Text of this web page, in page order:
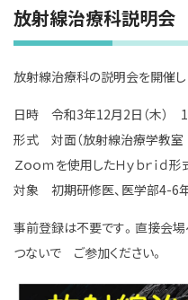
放射線治療科説明会
放射線治療科の説明会を開催し
日時 令和3年12月2日（木）
形式 対面（放射線治療学教
Ｚｏｏｍを使用したＨｙｂｒｉｄ形
対象 初期研修医、医学部4-6
事前登録は不要です。直接
つないで ご参加ください。